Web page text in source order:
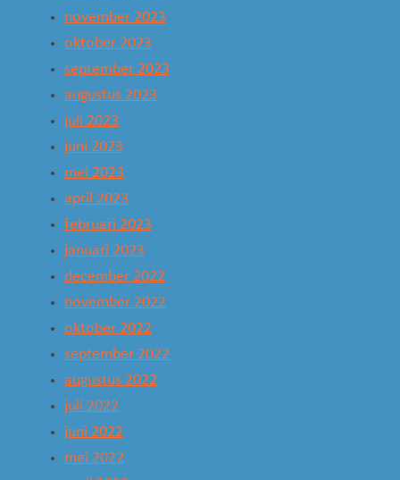
november 2023
oktober 2023
september 2023
augustus 2023
juli 2023
juni 2023
mei 2023
april 2023
februari 2023
januari 2023
december 2022
november 2022
oktober 2022
september 2022
augustus 2022
juli 2022
juni 2022
mei 2022